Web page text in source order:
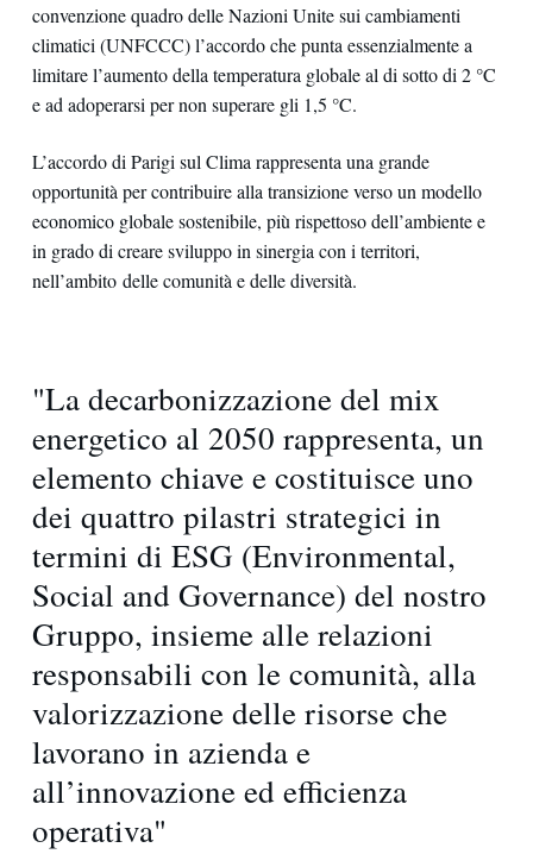
convenzione quadro delle Nazioni Unite sui cambiamenti
climatici (UNFCCC) l’accordo che punta essenzialmente a
limitare l’aumento della temperatura globale al di sotto di 2 °C
e ad adoperarsi per non superare gli 1,5 °C.
L’accordo di Parigi sul Clima rappresenta una grande
opportunità per contribuire alla transizione verso un modello
economico globale sostenibile, più rispettoso dell’ambiente e
in grado di creare sviluppo in sinergia con i territori,
nell’ambito delle comunità e delle diversità.
"La decarbonizzazione del mix
energetico al 2050 rappresenta, un
elemento chiave e costituisce uno
dei quattro pilastri strategici in
termini di ESG (Environmental,
Social and Governance) del nostro
Gruppo, insieme alle relazioni
responsabili con le comunità, alla
valorizzazione delle risorse che
lavorano in azienda e
all’innovazione ed efficienza
operativa"